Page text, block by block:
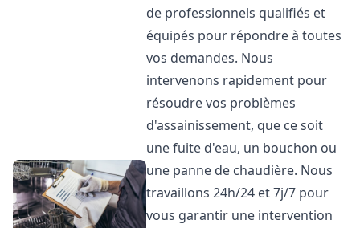
de professionnels qualifiés et
équipés pour répondre à toutes
vos demandes. Nous
intervenons rapidement pour
résoudre vos problèmes
d'assainissement, que ce soit
une fuite d'eau, un bouchon ou
une panne de chaudière. Nous
travaillons 24h/24 et 7j/7 pour
vous garantir une intervention